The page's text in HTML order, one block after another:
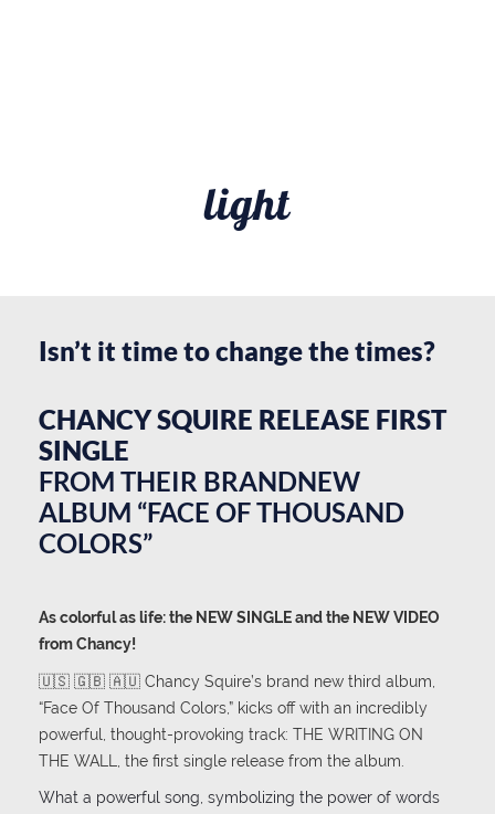
light
Isn’t it time to change the times?
CHANCY SQUIRE RELEASE FIRST
SINGLE
FROM THEIR BRANDNEW
ALBUM “FACE OF THOUSAND
COLORS”
As colorful as life: the NEW SINGLE and the NEW VIDEO
from Chancy!
🇺🇸 🇬🇧 🇦🇺 Chancy Squire’s brand new third album,
“Face Of Thousand Colors,” kicks off with an incredibly
powerful, thought-provoking track: THE WRITING ON
THE WALL, the first single release from the album.
What a powerful song, symbolizing the power of words